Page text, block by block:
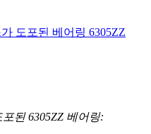
된 6305ZZ 베어링: